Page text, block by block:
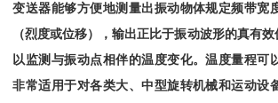
变送器能够方便地测量出振动物体规定频带宽
（烈度或位移），输出正比于振动波形的真有
以监测与振动点相伴的温度变化。温度量程可
非常适用于对各类大、中型旋转机械和运动设